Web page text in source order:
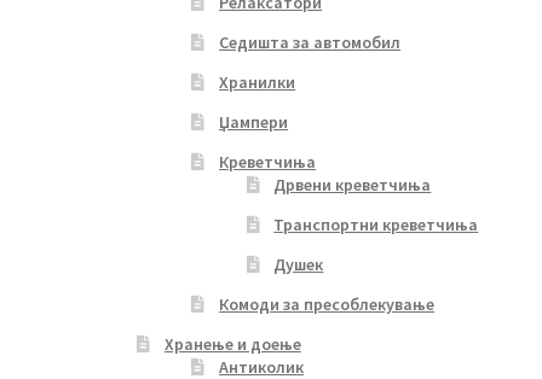
Седишта за автомобил
Хранилки
Џампери
Креветчиња
Дрвени креветчиња
Транспортни креветчиња
Душек
Комоди за пресоблекување
Хранење и доење
Антиколик